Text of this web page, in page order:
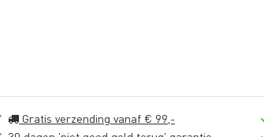
Gratis verzending vanaf € 99,-